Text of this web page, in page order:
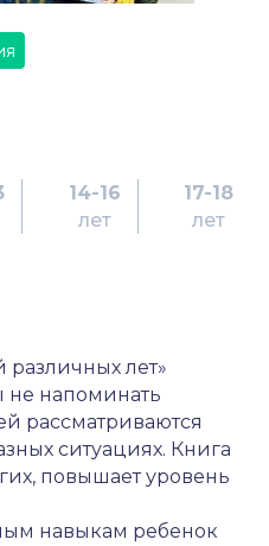
14-16
лет
17-18
лет
различных лет»
не напоминать
рассматриваются
ситуациях. Книга
повышает уровень
навыкам ребенок